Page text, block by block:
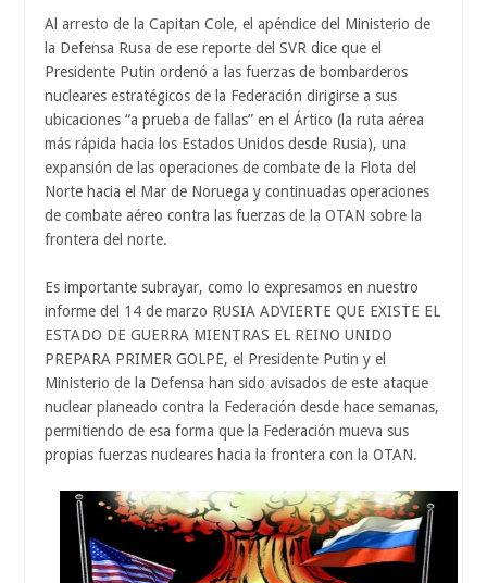
Al arresto de la Capitan Cole, el apéndice del Ministerio de
la Defensa Rusa de ese reporte del SVR dice que el
Presidente Putin ordenó a las fuerzas de bombarderos
nucleares estratégicos de la Federación dirigirse a sus
ubicaciones “a prueba de fallas” en el Ártico (la ruta aérea
más rápida hacia los Estados Unidos desde Rusia), una
expansión de las operaciones de combate de la Flota del
Norte hacia el Mar de Noruega y continuadas operaciones
de combate aéreo contra las fuerzas de la OTAN sobre la
frontera del norte.
Es importante subrayar, como lo expresamos en nuestro
informe del 14 de marzo RUSIA ADVIERTE QUE EXISTE EL
ESTADO DE GUERRA MIENTRAS EL REINO UNIDO
PREPARA PRIMER GOLPE, el Presidente Putin y el
Ministerio de la Defensa han sido avisados de este ataque
nuclear planeado contra la Federación desde hace semanas,
permitiendo de esa forma que la Federación mueva sus
propias fuerzas nucleares hacia la frontera con la OTAN.